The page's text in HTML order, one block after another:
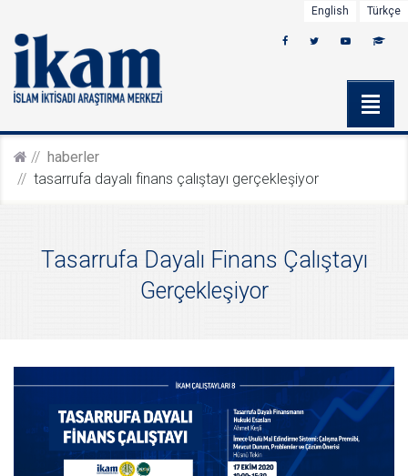
English Türkçe
haberler
tasarrufa dayalı finans çalıştayı gerçekleşiyor
Tasarrufa Dayalı Finans Çalıştayı
Gerçekleşiyor